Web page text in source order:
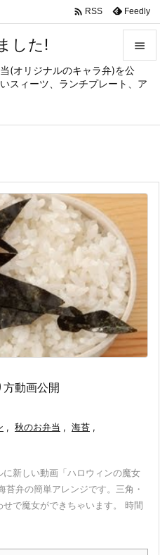
した!
(オリジナルのキャラ弁)を公
スィーツ、ランチプレート、ア


メニュ
サイド

次へ
 RSS Feedly
動画公開
, 秋のお弁当 , 海苔 ,
新しい動画「ハロウィンの魔女
弁の簡単アレンジです。三角・
で魔女ができちゃいます。 時間